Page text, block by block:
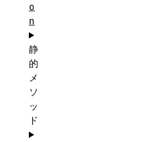
o
n
静
的
メ
ソ
ッ
ド